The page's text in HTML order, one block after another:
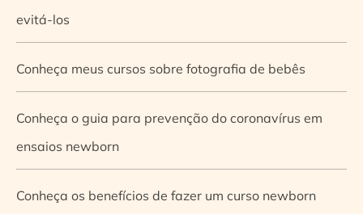
evitá-los
Conheça meus cursos sobre fotografia de bebês
Conheça o guia para prevenção do coronavírus em
ensaios newborn
Conheça os benefícios de fazer um curso newborn